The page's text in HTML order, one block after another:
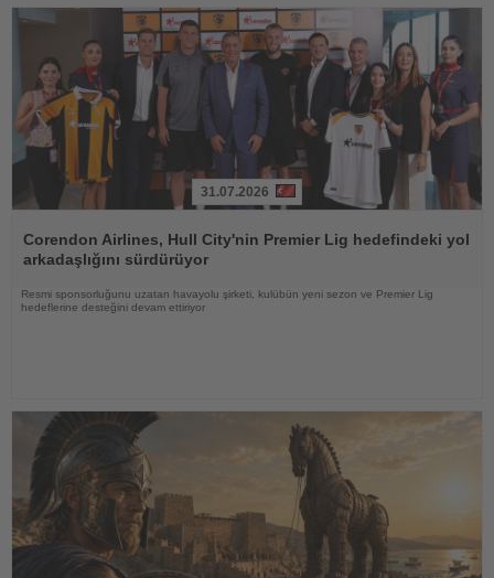
Oku
31.07.2026
Corendon Airlines, Hull City'nin Premier Lig hedefindeki yol
arkadaşlığını sürdürüyor
Resmi sponsorluğunu uzatan havayolu şirketi, kulübün yeni sezon ve Premier Lig
hedeflerine desteğini devam ettiriyor